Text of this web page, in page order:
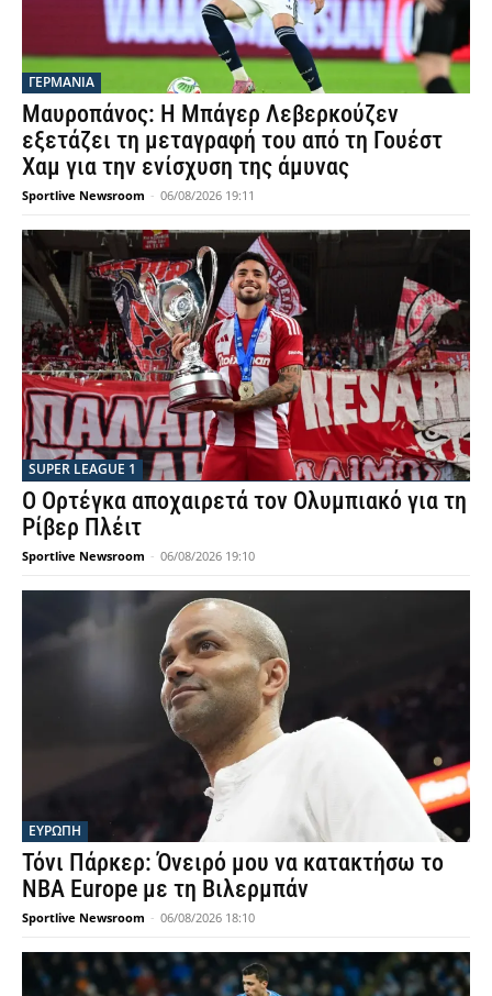
ΓΕΡΜΑΝΙΑ
Μαυροπάνος: Η Μπάγερ Λεβερκούζεν
εξετάζει τη μεταγραφή του από τη Γουέστ
Χαμ για την ενίσχυση της άμυνας
Sportlive Newsroom - 06/08/2026 19:11
SUPER LEAGUE 1
Ο Ορτέγκα αποχαιρετά τον Ολυμπιακό για τη
Ρίβερ Πλέιτ
Sportlive Newsroom - 06/08/2026 19:10
ΕΥΡΩΠΗ
Τόνι Πάρκερ: Όνειρό μου να κατακτήσω το
NBA Europe με τη Βιλερμπάν
Sportlive Newsroom - 06/08/2026 18:10